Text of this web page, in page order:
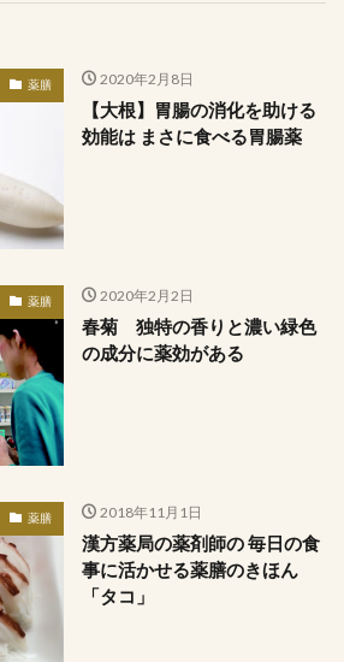
薬膳 2020年2月8日
【大根】胃腸の消化を助ける
効能は まさに食べる胃腸薬
薬膳 2020年2月2日
春菊 独特の香りと濃い緑色
の成分に薬効がある
薬膳 2018年11月1日
漢方薬局の薬剤師の 毎日の食
事に活かせる薬膳のきほん
「タコ」